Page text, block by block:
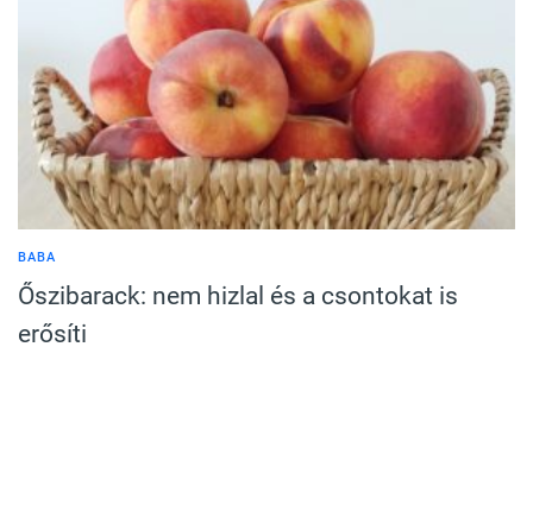
BABA
Őszibarack: nem hizlal és a csontokat is
erősíti